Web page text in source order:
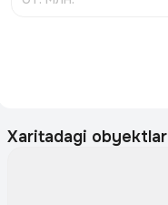
Xaritadagi obyektlar